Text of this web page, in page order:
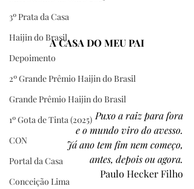
3º Prata da Casa
Haijin do Brasil
Depoimento
2º Grande Prêmio Haijin do Brasil
Grande Prêmio Haijin do Brasil
1º Gota de Tinta (2025)
CON
Portal da Casa
Conceição Lima
A CASA DO MEU PAI
Puxo a raiz para fora
e o mundo viro do avesso.
Já ano tem fim nem começo,
antes, depois ou agora.
Paulo Hecker Filho